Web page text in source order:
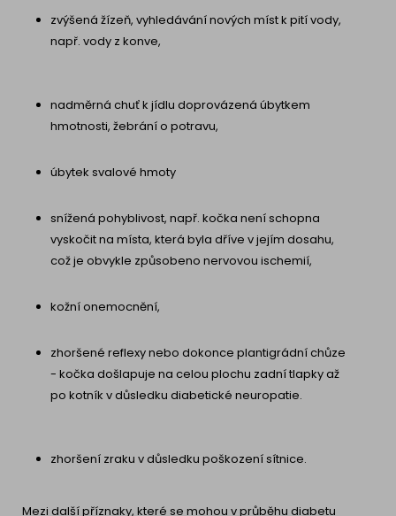
zvýšená žízeň, vyhledávání nových míst k pití vody,
např. vody z konve,
nadměrná chuť k jídlu doprovázená úbytkem
hmotnosti, žebrání o potravu,
úbytek svalové hmoty
snížená pohyblivost, např. kočka není schopna
vyskočit na místa, která byla dříve v jejím dosahu,
což je obvykle způsobeno nervovou ischemií,
kožní onemocnění,
zhoršené reflexy nebo dokonce plantigrádní chůze
- kočka došlapuje na celou plochu zadní tlapky až
po kotník v důsledku diabetické neuropatie.
zhoršení zraku v důsledku poškození sítnice.
Mezi další příznaky, které se mohou v průběhu diabetu